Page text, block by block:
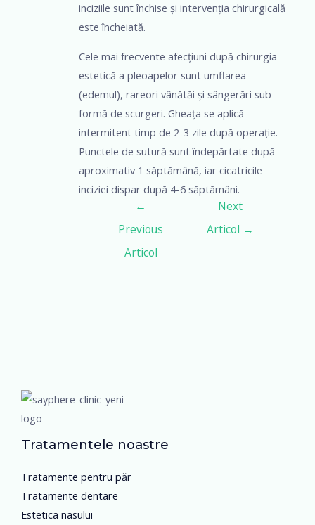
inciziile sunt închise și intervenția chirurgicală
este încheiată.
Cele mai frecvente afecțiuni după chirurgia
estetică a pleoapelor sunt umflarea
(edemul), rareori vânătăi și sângerări sub
formă de scurgeri. Gheața se aplică
intermitent timp de 2-3 zile după operație.
Punctele de sutură sunt îndepărtate după
aproximativ 1 săptămână, iar cicatricile
inciziei dispar după 4-6 săptămâni.
←
Previous
Articol
Next
Articol →
Tratamentele noastre
Tratamente pentru păr
Tratamente dentare
Estetica nasului